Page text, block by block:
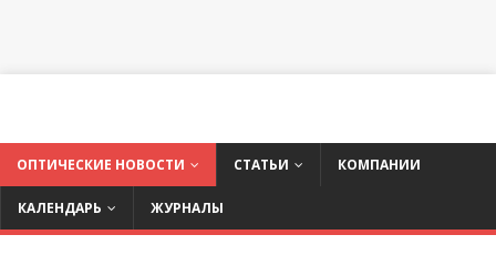
ОПТИЧЕСКИЕ НОВОСТИ СТАТЬИ КОМПАНИИ
КАЛЕНДАРЬ ЖУРНАЛЫ